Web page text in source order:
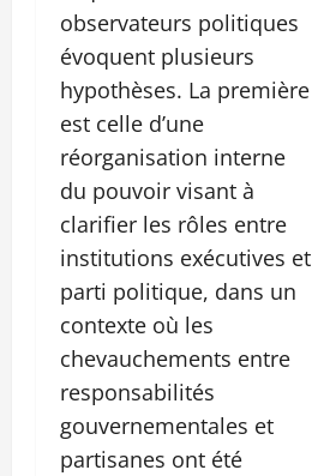
observateurs politiques
évoquent plusieurs
hypothèses. La première
est celle d’une
réorganisation interne
du pouvoir visant à
clarifier les rôles entre
institutions exécutives et
parti politique, dans un
contexte où les
chevauchements entre
responsabilités
gouvernementales et
partisanes ont été